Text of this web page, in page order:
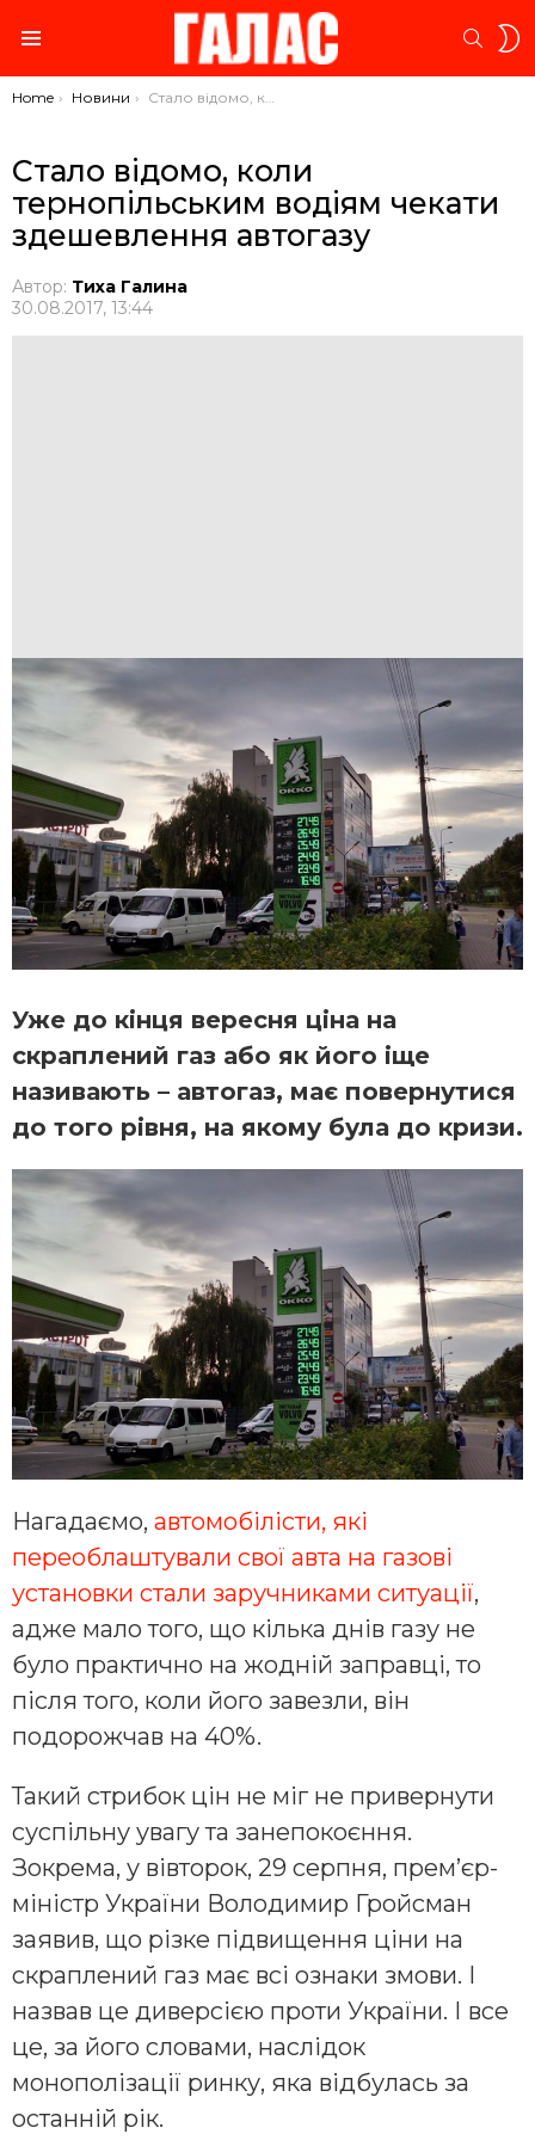
You are here:
Home Новини Стало відомо, коли тернопільським водіям чекати здешевлення автогазу
Стало відомо, коли
тернопільським водіям чекати
здешевлення автогазу
Автор: Тиха Галина
30.08.2017, 13:44
Уже до кінця вересня ціна на
скраплений газ або як його іще
називають – автогаз, має повернутися
до того рівня, на якому була до кризи.
Нагадаємо, автомобілісти, які
переоблаштували свої авта на газові
установки стали заручниками ситуації,
адже мало того, що кілька днів газу не
було практично на жодній заправці, то
після того, коли його завезли, він
подорожчав на 40%.
Такий стрибок цін не міг не привернути
суспільну увагу та занепокоєння.
Зокрема, у вівторок, 29 серпня, прем’єр-
міністр України Володимир Гройсман
заявив, що різке підвищення ціни на
скраплений газ має всі ознаки змови. І
назвав це диверсією проти України. І все
це, за його словами, наслідок
монополізації ринку, яка відбулась за
останній рік.